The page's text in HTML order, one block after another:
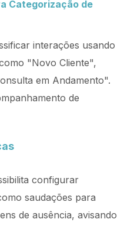
Categorização de
interações usando
"Novo Cliente",
em Andamento".
de
configurar
saudações para
de ausência, avisando